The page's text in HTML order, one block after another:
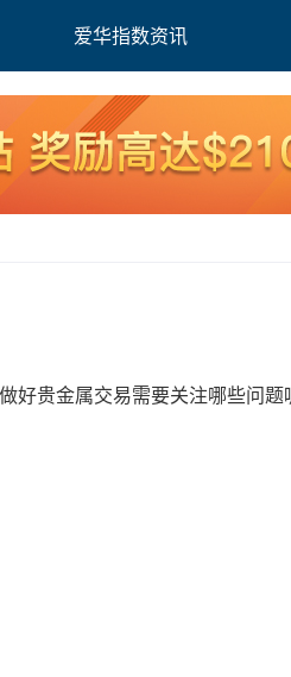
爱华指数资讯
贵金属交易需要关注哪些问题